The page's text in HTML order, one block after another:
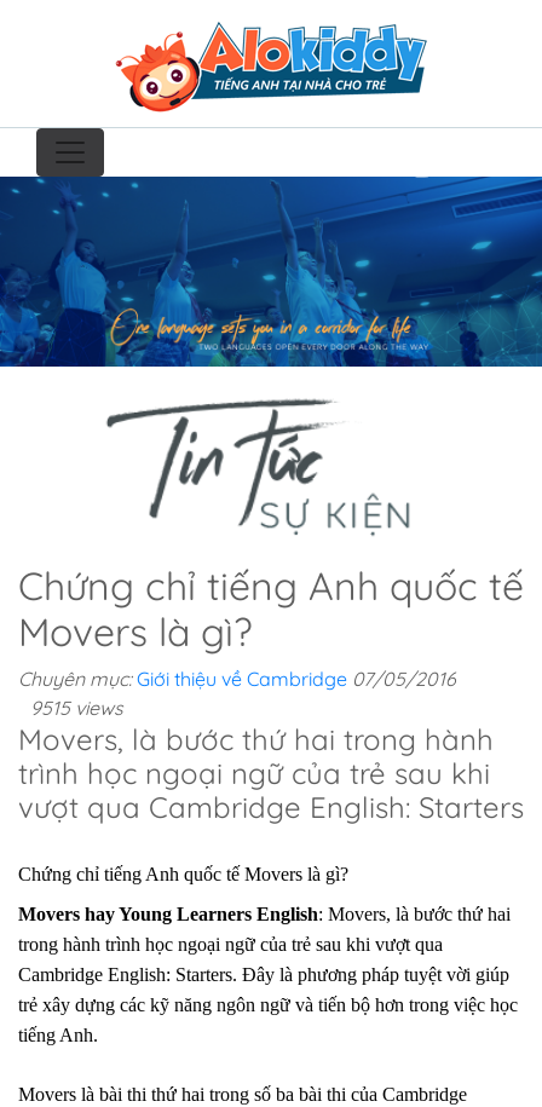
Chứng chỉ tiếng Anh quốc tế
Movers là gì?
Chuyên mục:Giới thiệu về Cambridge 07/05/2016
9515 views
Movers, là bước thứ hai trong hành
trình học ngoại ngữ của trẻ sau khi
vượt qua Cambridge English: Starters
Chứng chỉ tiếng Anh quốc tế Movers là gì?
Movers hay Young Learners English: Movers, là bước thứ hai
trong hành trình học ngoại ngữ của trẻ sau khi vượt qua
Cambridge English: Starters. Đây là phương pháp tuyệt vời giúp
trẻ xây dựng các kỹ năng ngôn ngữ và tiến bộ hơn trong việc học
tiếng Anh.
Movers là bài thi thứ hai trong số ba bài thi của Cambridge